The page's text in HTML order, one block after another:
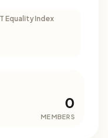
Equality Index
0
MEMBERS